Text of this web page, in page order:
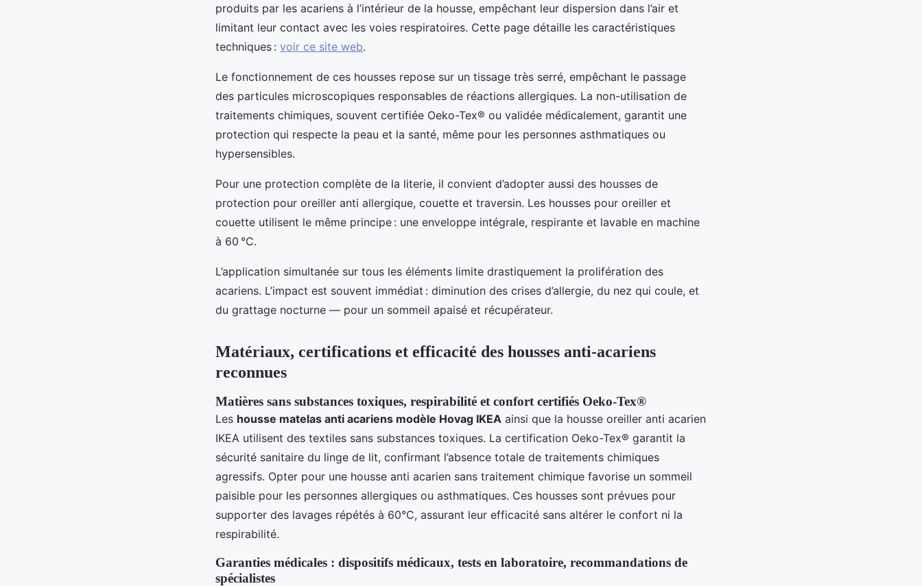
produits par les acariens à l’intérieur de la housse, empêchant leur dispersion dans l’air et
limitant leur contact avec les voies respiratoires. Cette page détaille les caractéristiques
techniques : voir ce site web.
Le fonctionnement de ces housses repose sur un tissage très serré, empêchant le passage
des particules microscopiques responsables de réactions allergiques. La non-utilisation de
traitements chimiques, souvent certifiée Oeko-Tex® ou validée médicalement, garantit une
protection qui respecte la peau et la santé, même pour les personnes asthmatiques ou
hypersensibles.
Pour une protection complète de la literie, il convient d’adopter aussi des housses de
protection pour oreiller anti allergique, couette et traversin. Les housses pour oreiller et
couette utilisent le même principe : une enveloppe intégrale, respirante et lavable en machine
à 60 °C.
L’application simultanée sur tous les éléments limite drastiquement la prolifération des
acariens. L’impact est souvent immédiat : diminution des crises d’allergie, du nez qui coule, et
du grattage nocturne — pour un sommeil apaisé et récupérateur.
Matériaux, certifications et efficacité des housses anti-acariens
reconnues
Matières sans substances toxiques, respirabilité et confort certifiés Oeko-Tex®
Les housse matelas anti acariens modèle Hovag IKEA ainsi que la housse oreiller anti acarien
IKEA utilisent des textiles sans substances toxiques. La certification Oeko-Tex® garantit la
sécurité sanitaire du linge de lit, confirmant l’absence totale de traitements chimiques
agressifs. Opter pour une housse anti acarien sans traitement chimique favorise un sommeil
paisible pour les personnes allergiques ou asthmatiques. Ces housses sont prévues pour
supporter des lavages répétés à 60°C, assurant leur efficacité sans altérer le confort ni la
respirabilité.
Garanties médicales : dispositifs médicaux, tests en laboratoire, recommandations de
spécialistes